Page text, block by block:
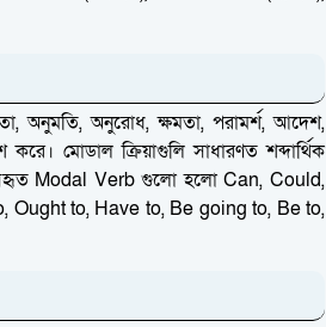
অনুমতি, অনুরোধ, ক্ষমতা, পরামর্শ, আদেশ,
করে। মোডাল ক্রিয়াগুলি সাধারণত শব্দার্থিক
ব্যবহৃত Modal Verb গুলো হলো Can, Could,
Ought to, Have to, Be going to, Be to,